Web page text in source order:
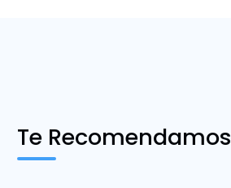
Te Recomendamos